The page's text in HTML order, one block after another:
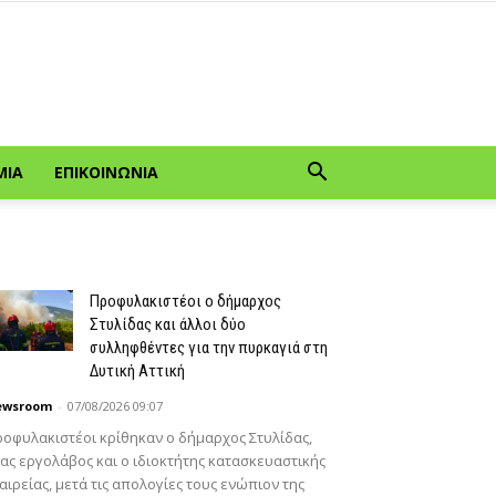
ΕΠΙΚΟΙΝΩΝΊΑ
Προφυλακιστέοι ο δήμαρχος
Στυλίδας και άλλοι δύο
συλληφθέντες για την πυρκαγιά στη
Δυτική Αττική
- 07/08/2026 09:07
κρίθηκαν ο δήμαρχος Στυλίδας,
εργολάβος και ο ιδιοκτήτης κατασκευαστικής
μετά τις απολογίες τους ενώπιον της